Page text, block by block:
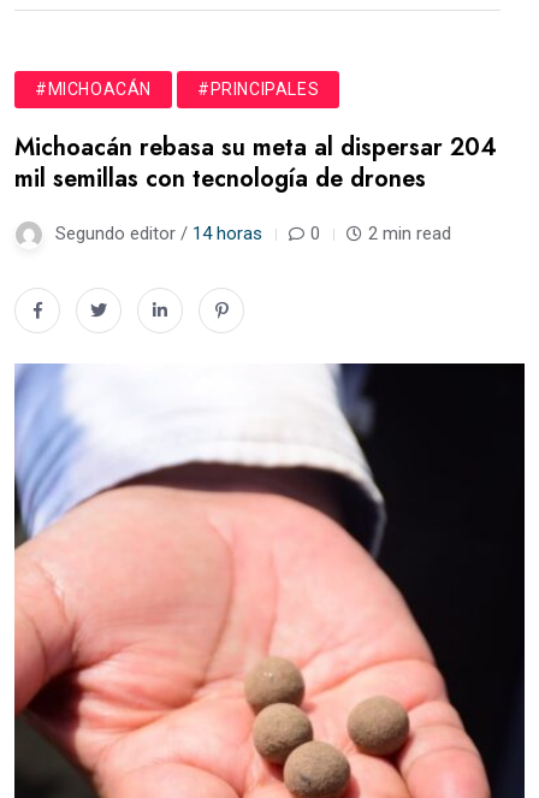
#MICHOACÁN #PRINCIPALES
Michoacán rebasa su meta al dispersar 204
mil semillas con tecnología de drones
Segundo editor / 14 horas 0 2 min read